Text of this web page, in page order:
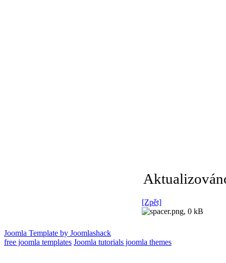
[Zpět]
Joomla Template by Joomlashack
free joomla templates Joomla tutorials joomla themes